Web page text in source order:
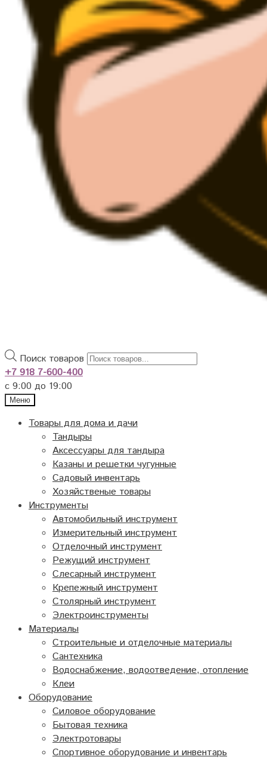
Поиск товаров
+7 918 7-600-400
с 9:00 до 19:00
Меню
Товары для дома и дачи
Тандыры
Аксессуары для тандыра
Казаны и решетки чугунные
Садовый инвентарь
Хозяйственые товары
Инструменты
Автомобильный инструмент
Измерительный инструмент
Отделочный инструмент
Режущий инструмент
Слесарный инструмент
Крепежный инструмент
Столярный инструмент
Электроинструменты
Материалы
Строительные и отделочные материалы
Сантехника
Водоснабжение, водоотведение, отопление
Клеи
Оборудование
Силовое оборудование
Бытовая техника
Электротовары
Спортивное оборудование и инвентарь